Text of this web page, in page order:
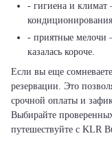
- гигиена и климат
- приятные мелочи
казалась короче.
Если вы еще
резервации. Это
срочной оплаты и
Выбирайте
путешествуйте с KLR